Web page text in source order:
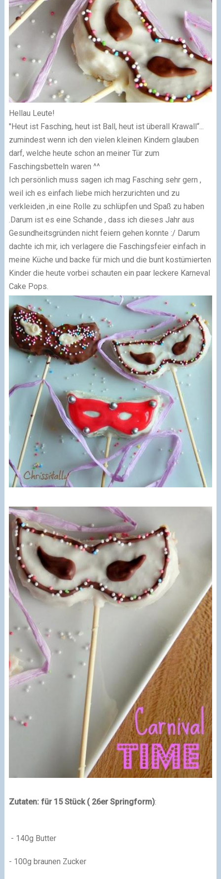
Hellau Leute!
"Heut ist Fasching, heut ist Ball, heut ist überall Krawall“...
zumindest wenn ich den vielen kleinen Kindern glauben
darf, welche heute schon an meiner Tür zum
Faschingsbetteln waren ^^
Ich persönlich muss sagen ich mag Fasching sehr gern ,
weil ich es einfach liebe mich herzurichten und zu
verkleiden ,in eine Rolle zu schlüpfen und Spaß zu haben
.Darum ist es eine Schande , dass ich dieses Jahr aus
Gesundheitsgründen nicht feiern gehen konnte :/ Darum
dachte ich mir, ich verlagere die Faschingsfeier einfach in
meine Küche und backe für mich und die bunt kostümierten
Kinder die heute vorbei schauten ein paar leckere Karneval
Cake Pops.
Zutaten: für 15 Stück ( 26er Springform):
- 140g Butter
- 100g braunen Zucker